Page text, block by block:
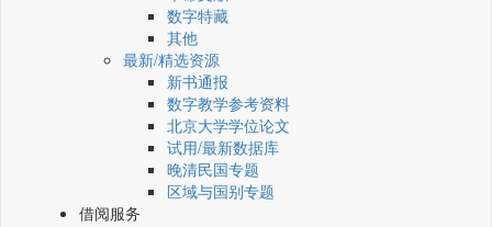
数字特藏
其他
最新/精选资源
新书通报
数字教学参考资料
北京大学学位论文
试用/最新数据库
晚清民国专题
区域与国别专题
借阅服务